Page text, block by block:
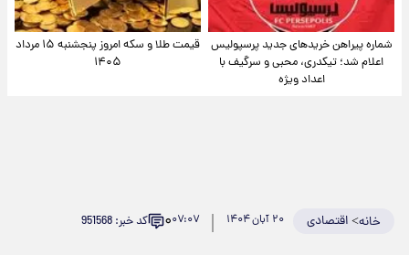
شماره پیراهن خریدهای جدید پرسپولیس
اعلام شد؛ تیکدری، محبی و سرگیف با
اعداد ویژه
قیمت طلا و سکه امروز پنجشنبه ۱۵ مرداد
۱۴۰۵
خانه>اقتصادی ۲۰ آبان ۱۴۰۴ ۰۷:۰۷۰ کد خبر: 951568